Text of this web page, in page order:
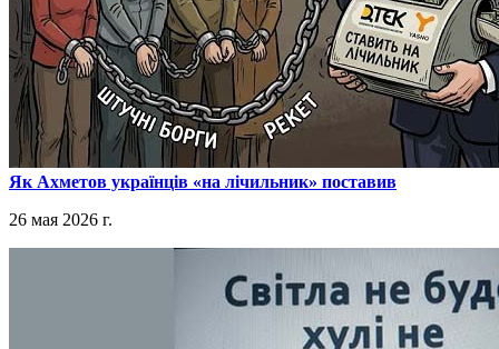
​Як Ахметов українців «на лічильник» поставив
26 мая 2026 г.